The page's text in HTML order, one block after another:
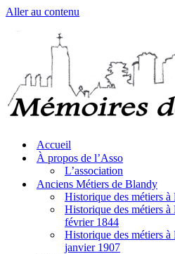
Aller au contenu
Accueil
À propos de l’Asso
L’association
Anciens Métiers de Blandy
Historique des métiers
Historique des métiers
février 1844
Historique des métiers
janvier 1907